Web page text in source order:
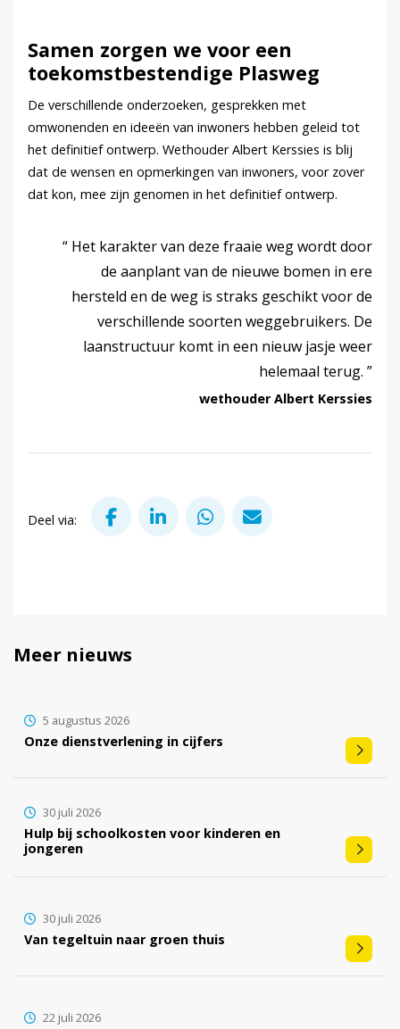
Samen zorgen we voor een
toekomstbestendige Plasweg
De verschillende onderzoeken, gesprekken met
omwonenden en ideeën van inwoners hebben geleid tot
het definitief ontwerp. Wethouder Albert Kerssies is blij
dat de wensen en opmerkingen van inwoners, voor zover
dat kon, mee zijn genomen in het definitief ontwerp.
Het karakter van deze fraaie weg wordt door
de aanplant van de nieuwe bomen in ere
hersteld en de weg is straks geschikt voor de
verschillende soorten weggebruikers. De
laanstructuur komt in een nieuw jasje weer
helemaal terug.
wethouder Albert Kerssies
Deel via:
Deel via Facebook
Deel via LinkedInDeel via WhatsApp
Meer nieuws
Onze dienstverlening in cijfers
5 augustus 2026
Hulp bij schoolkosten voor kinderen en
jongeren
30 juli 2026
Van tegeltuin naar groen thuis
30 juli 2026
22 juli 2026